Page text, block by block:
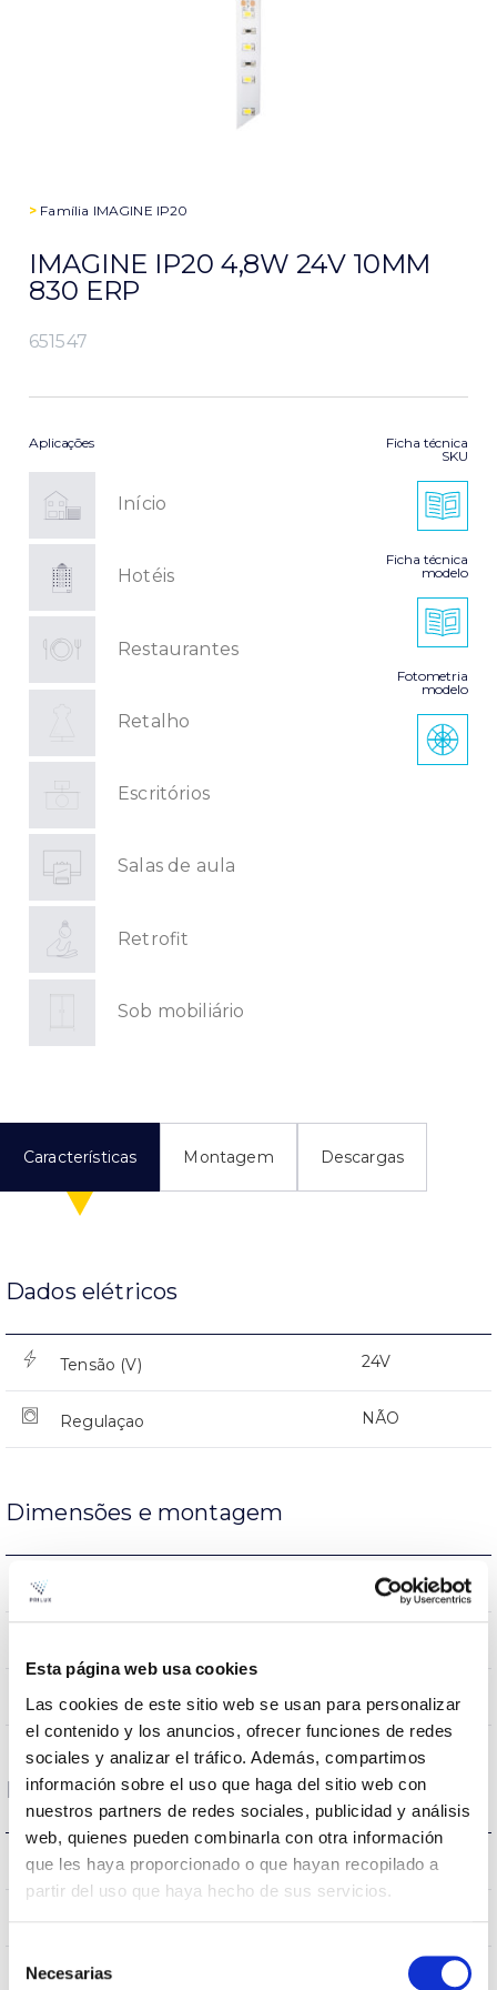
Esta página web usa cookies
Las cookies de este sitio web se usan para personalizar
el contenido y los anuncios, ofrecer funciones de redes
sociales y analizar el tráfico. Además, compartimos
información sobre el uso que haga del sitio web con
nuestros partners de redes sociales, publicidad y análisis
web, quienes pueden combinarla con otra información
que les haya proporcionado o que hayan recopilado a
partir del uso que haya hecho de sus servicios.
Necesarias
> Família IMAGINE IP20
IMAGINE IP20 4,8W 24V 10MM
830 ERP
651547
Aplicações
Início
Hotéis
Restaurantes
Retalho
Escritórios
Salas de aula
Retrofit
Sob mobiliário
Ficha técnica
SKU
Ficha técnica
modelo
Fotometria
modelo
Características Montagem Descargas
Dados elétricos
Tensão (V) 24V
Regulaçao NÃO
Dimensões e montagem
5.000x10mm
Junção
Dados ópticos
Temperatura de cor 3000K